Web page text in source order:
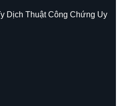
Dịch Thuật Công Chứng Uy